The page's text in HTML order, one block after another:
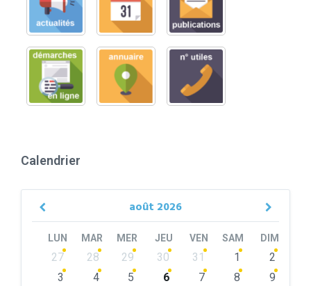
Calendrier
août 2026
Previous
LUN MAR MER JEU VEN SAM DIM
Skip
calendar
27 28 29 30 31 1
2
3
4 5 6 7 8
9